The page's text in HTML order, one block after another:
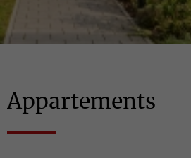
Appartements